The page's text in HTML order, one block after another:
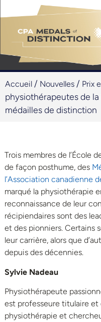
Accueil / Nouvelles / Prix
physiothérapeutes de
médailles de distinction
Trois membres de l’École
de façon posthume, des
l’Association canadienne
marqué la physiothérapie
reconnaissance de leur
récipiendaires sont des
et des pionniers. Certains
leur carrière, alors que
depuis des décennies.
Sylvie Nadeau
Physiothérapeute
est professeure titulaire et
physiothérapie et